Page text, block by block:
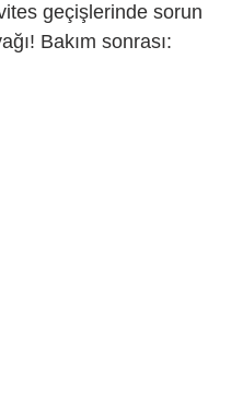
geçişlerinde sorun
Bakım sonrası: